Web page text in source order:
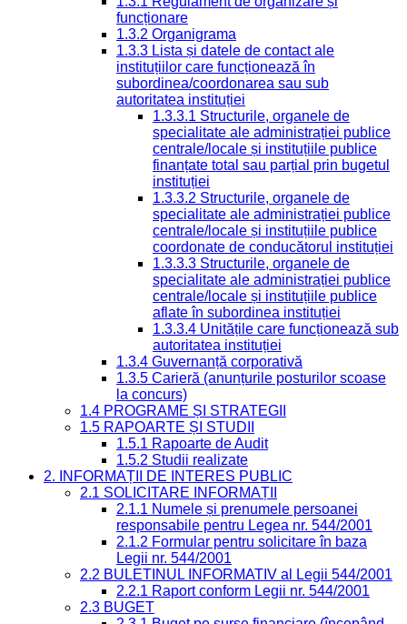
funcționare
1.3.2 Organigrama
1.3.3 Lista și datele de contact ale
instituțiilor care funcționează în
subordinea/coordonarea sau sub
autoritatea instituției
1.3.3.1 Structurile, organele de
specialitate ale administrației publice
centrale/locale și instituțiile publice
finanțate total sau parțial prin bugetul
instituției
1.3.3.2 Structurile, organele de
specialitate ale administrației publice
centrale/locale și instituțiile publice
coordonate de conducătorul instituției
1.3.3.3 Structurile, organele de
specialitate ale administrației publice
centrale/locale și instituțiile publice
aflate în subordinea instituției
1.3.3.4 Unitățile care funcționează sub
autoritatea instituției
1.3.4 Guvernanță corporativă
1.3.5 Carieră (anunțurile posturilor scoase
la concurs)
1.4 PROGRAME ȘI STRATEGII
1.5 RAPOARTE ȘI STUDII
1.5.1 Rapoarte de Audit
1.5.2 Studii realizate
2. INFORMAȚII DE INTERES PUBLIC
2.1 SOLICITARE INFORMAȚII
2.1.1 Numele și prenumele persoanei
responsabile pentru Legea nr. 544/2001
2.1.2 Formular pentru solicitare în baza
Legii nr. 544/2001
2.2 BULETINUL INFORMATIV al Legii 544/2001
2.2.1 Raport conform Legii nr. 544/2001
2.3 BUGET